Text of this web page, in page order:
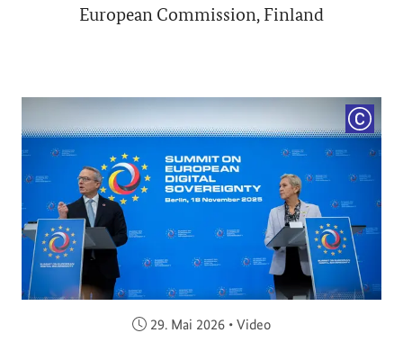
European Commission, Finland
Veröffentlicht am:
29. Mai 2026 • Video